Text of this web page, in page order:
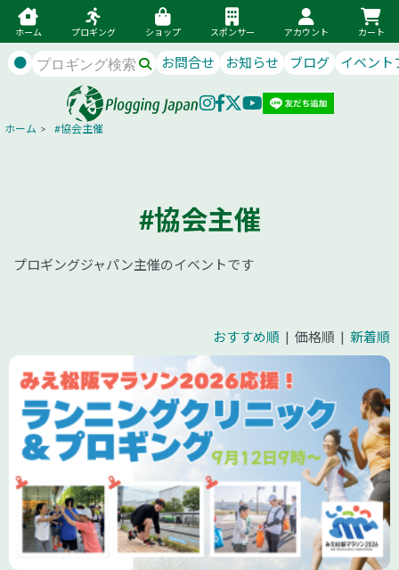
ホーム プロギング ショップ スポンサー アカウント カート
● お問合せ お知らせ ブログ イベント
ホーム > #協会主催
#協会主催
プロギングジャパン主催のイベントです
おすすめ順 | 価格順 | 新着順